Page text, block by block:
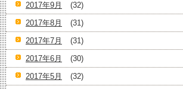
2017年9月
(32)
2017年8月
(31)
2017年7月
(31)
2017年6月
(30)
2017年5月
(32)